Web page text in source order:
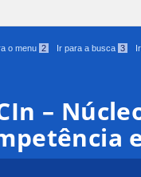
o menu 2 Ir para a busca 3
–